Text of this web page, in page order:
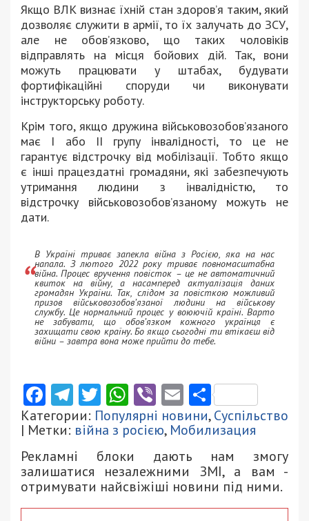
Якщо ВЛК визнає їхній стан здоров’я таким, який
дозволяє служити в армії, то їх залучать до ЗСУ,
але не обов’язково, що таких чоловіків
відправлять на місця бойових дій. Так, вони
можуть працювати у штабах, будувати
фортифікаційні споруди чи виконувати
інструкторську роботу.
Крім того, якщо дружина військовозобов’язаного
має I або II групу інвалідності, то це не
гарантує відстрочку від мобілізації. Тобто якщо
є інші працездатні громадяни, які забезпечують
утримання людини з інвалідністю, то
відстрочку військовозобов’язаному можуть не
дати.
В Україні триває запекла війна з Росією, яка на нас
напала. З лютого 2022 року триває повномасштабна
війна. Процес вручення повісток – це не автоматичний
квиток на війну, а насамперед актуалізація даних
громадян України. Так, слідом за повісткою можливий
призов військовозобов’язаної людини на військову
службу. Це нормальний процес у воюючій країні. Варто
не забувати, що обов’язком кожного українця є
захищати свою країну. Бо якщо сьогодні ти втікаєш від
війни – завтра вона може прийти до тебе.
Facebook
Telegram
Twitter
WhatsApp
ViberEmail
Категории: Популярні новини,Суспільство
| Метки: війна з росією, Мобилизация
Рекламні блоки дають нам змогу
залишатися незалежними ЗМІ, а вам -
отримувати найсвіжіші новини під ними.